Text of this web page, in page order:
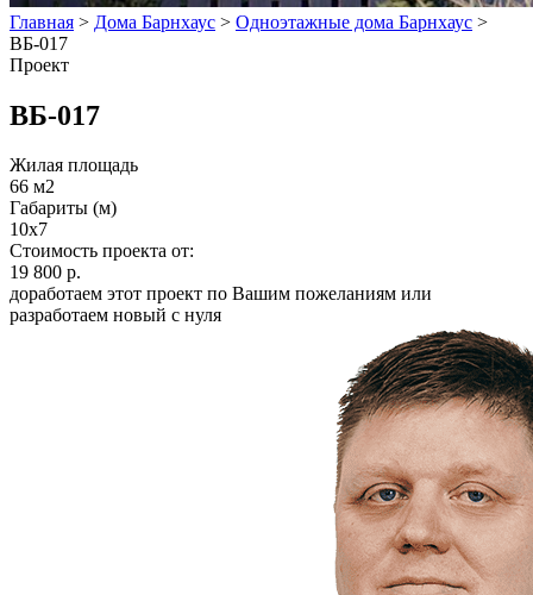
Главная > Дома Барнхаус > Одноэтажные дома Барнхаус >
ВБ-017
Проект
ВБ-017
Жилая площадь
66 м2
Габариты (м)
10х7
Стоимость проекта от:
19 800 р.
доработаем этот проект по Вашим пожеланиям или
разработаем новый с нуля